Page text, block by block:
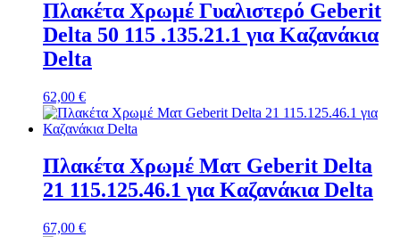
Πλακέτα Χρωμέ Γυαλιστερό Geberit
Delta 50 115 .135.21.1 για Καζανάκια
Delta
62,00 €
Πλακέτα Χρωμέ Ματ Geberit Delta
21 115.125.46.1 για Καζανάκια Delta
67,00 €